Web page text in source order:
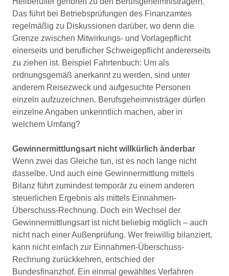
Das führt bei Betriebsprüfungen des Finanzamtes
regelmäßig zu Diskussionen darüber, wo denn die
Grenze zwischen Mitwirkungs- und Vorlagepflicht
einerseits und beruflicher Schweigepflicht andererseits
zu ziehen ist. Beispiel Fahrtenbuch: Um als
ordnungsgemäß anerkannt zu werden, sind unter
anderem Reisezweck und aufgesuchte Personen
einzeln aufzuzeichnen. Berufsgeheimnisträger dürfen
einzelne Angaben unkenntlich machen, aber in
welchem Umfang?
Gewinnermittlungsart nicht willkürlich änderbar
Wenn zwei das Gleiche tun, ist es noch lange nicht
dasselbe. Und auch eine Gewinnermittlung mittels
Bilanz führt zumindest temporär zu einem anderen
steuerlichen Ergebnis als mittels Einnahmen-
Überschuss-Rechnung. Doch ein Wechsel der
Gewinnermittlungsart ist nicht beliebig möglich – auch
nicht nach einer Außenprüfung. Wer freiwillig bilanziert,
kann nicht einfach zur Einnahmen-Überschuss-
Rechnung zurückkehren, entschied der
Bundesfinanzhof. Ein einmal gewähltes Verfahren